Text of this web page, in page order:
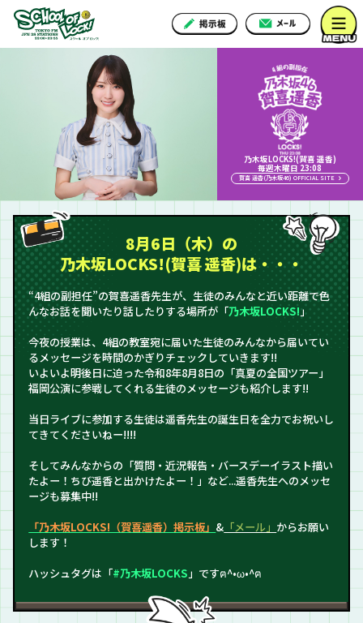
乃木坂LOCKS!(賀喜 遥香)
毎週木曜日 23:08
賀喜 遥香(乃木坂46) OFFICIAL SITE
8月6日（木）の
乃木坂LOCKS!(賀喜 遥香)は・・・
“4組の副担任”の賀喜遥香先生が、生徒のみんなと近い距離で色
んなお話を聞いたり話したりする場所が「乃木坂LOCKS!」
今夜の授業は、4組の教室宛に届いた生徒のみんなから届いてい
るメッセージを時間のかぎりチェックしていきます!!
いよいよ明後日に迫った令和8年8月8日の「真夏の全国ツアー」
福岡公演に参戦してくれる生徒のメッセージも紹介します!!
当日ライブに参加する生徒は遥香先生の誕生日を全力でお祝いし
てきてくださいねー!!!!
そしてみんなからの「質問・近況報告・バースデーイラスト描い
たよー！ちび遥香と出かけたよー！」など...遥香先生へのメッセ
ージも募集中!!
「乃木坂LOCKS!（賀喜遥香）掲示板」 & 「メール」 からお願い
します！
ハッシュタグは「#乃木坂LOCKS」ですฅ^•ω•^ฅ